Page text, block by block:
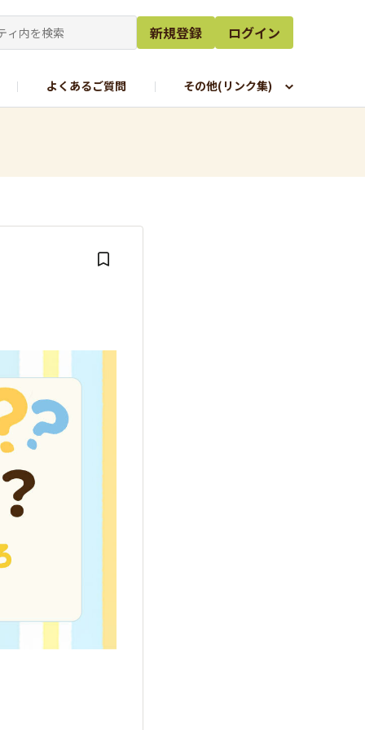
新規登録 ログイン
よくあるご質問 その他(リンク集)